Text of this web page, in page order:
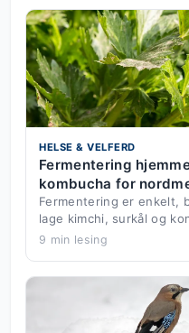
HELSE & VELFERD
Fermentering
kombucha for
Fermentering er enkelt,
lage kimchi, surkål og
9 min lesing